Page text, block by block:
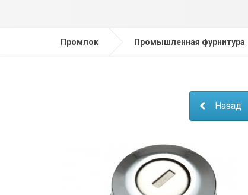
Промлок Промышленная фурнитура
Назад